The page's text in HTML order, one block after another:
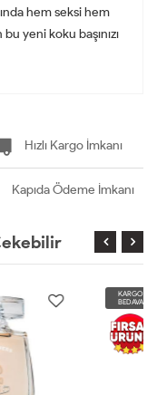
hem seksi hem
yeni koku başınızı
Hızlı Kargo İmkanı
Kapıda Ödeme İmkanı